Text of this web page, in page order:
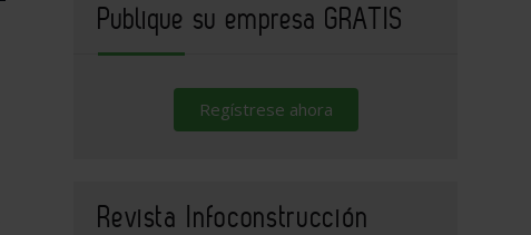
Publique su empresa GRATIS
Regístrese ahora
Revista Infoconstrucción